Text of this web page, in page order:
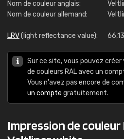
Nom de couleur anglais:
Nom de couleur allemand:
LRV(light reflectance value): 66,13
Sur ce site, vous pouvez
de couleurs RAL avec un
Vous n'avez pas encore de
un compte gratuitement.
Impression de couleur